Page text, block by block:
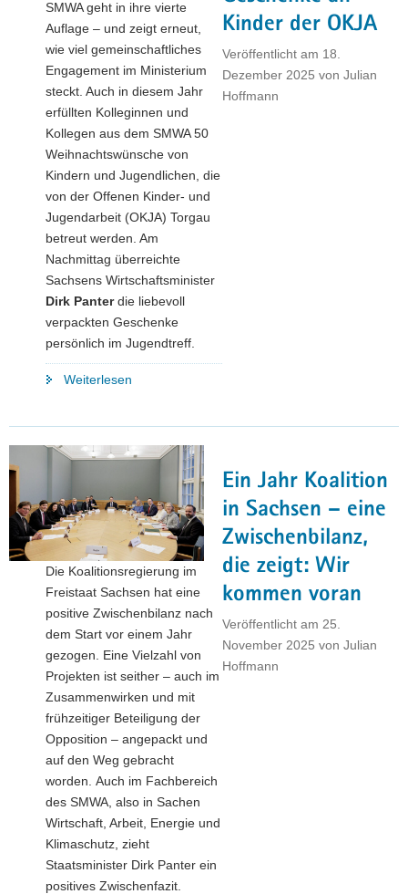
Kinder der OKJA
Veröffentlicht am 18.
Dezember 2025 von Julian
Hoffmann
SMWA geht in ihre vierte
Auflage – und zeigt erneut,
wie viel gemeinschaftliches
Engagement im Ministerium
steckt. Auch in diesem Jahr
erfüllten Kolleginnen und
Kollegen aus dem SMWA 50
Weihnachtswünsche von
Kindern und Jugendlichen, die
von der Offenen Kinder- und
Jugendarbeit (OKJA) Torgau
betreut werden. Am
Nachmittag überreichte
Sachsens Wirtschaftsminister
Dirk Panterdie liebevoll
verpackten Geschenke
persönlich im Jugendtreff.
Weiterlesen
Dirk
Panter
überreicht
50
SMWA-
Geschenke
an
Kinder
der
OKJA"
Ein Jahr Koalition
in Sachsen – eine
Zwischenbilanz,
die zeigt: Wir
kommen voran
Veröffentlicht am 25.
November 2025 von Julian
Hoffmann
Die Koalitionsregierung im
Freistaat Sachsen hat eine
positive Zwischenbilanz nach
dem Start vor einem Jahr
gezogen. Eine Vielzahl von
Projekten ist seither – auch im
Zusammenwirken und mit
frühzeitiger Beteiligung der
Opposition – angepackt und
auf den Weg gebracht
worden. Auch im Fachbereich
des SMWA, also in Sachen
Wirtschaft, Arbeit, Energie und
Klimaschutz, zieht
Staatsminister Dirk Panter ein
positives Zwischenfazit.